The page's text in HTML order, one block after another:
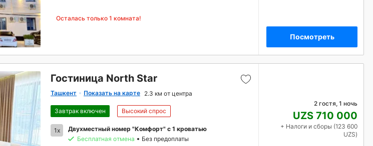
Осталась только 1 комната!
Посмотреть
Гостиница North Star
Ташкент Показать на карте 2.3 км от центра
Завтрак включен Высокий спрос
1x
Двухместный номер "Комфорт" с 1 кроватью
Бесплатная отмена
Без предоплаты
2 гостя, 1 ночь
UZS 710 000
+ Налоги и сборы (123 600
UZS)